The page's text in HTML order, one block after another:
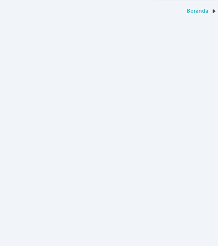
Beranda